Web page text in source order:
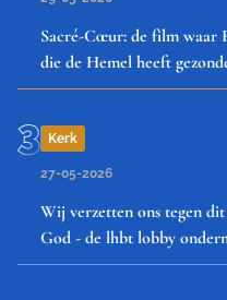
Sacré-Cœur: de film waar
die de Hemel heeft
Kerk
27-05-2026
Wij verzetten ons tegen
God - de lhbt lobby